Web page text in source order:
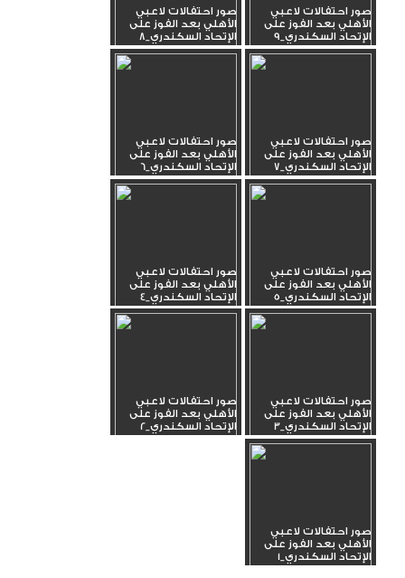
صور احتفالات لاعبي
الأهلي بعد الفوز على
الإتحاد السكندري_9
صور احتفالات لاعبي
الأهلي بعد الفوز على
الإتحاد السكندري_8
صور احتفالات لاعبي
الأهلي بعد الفوز على
الإتحاد السكندري_7
صور احتفالات لاعبي
الأهلي بعد الفوز على
الإتحاد السكندري_6
صور احتفالات لاعبي
الأهلي بعد الفوز على
الإتحاد السكندري_5
صور احتفالات لاعبي
الأهلي بعد الفوز على
الإتحاد السكندري_4
صور احتفالات لاعبي
الأهلي بعد الفوز على
الإتحاد السكندري_3
صور احتفالات لاعبي
الأهلي بعد الفوز على
الإتحاد السكندري_2
صور احتفالات لاعبي
الأهلي بعد الفوز على
الإتحاد السكندري_1